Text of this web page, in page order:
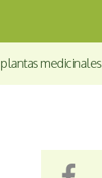
plantas medicinales